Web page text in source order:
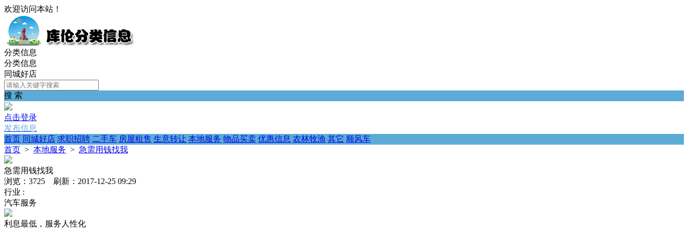
欢迎访问本站！
分类信息
分类信息
同城好店
搜 索
点击登录
发布信息
首页 同城好店 求职招聘 二手车 房屋租售 生意转让 本地服务 物品买卖 优惠信息 农林牧渔 其它 顺风车
首页 > 本地服务 > 急需用钱找我
急需用钱找我
浏览：3725 刷新：2017-12-25 09:29
行业 :
汽车服务
利息最低，服务人性化